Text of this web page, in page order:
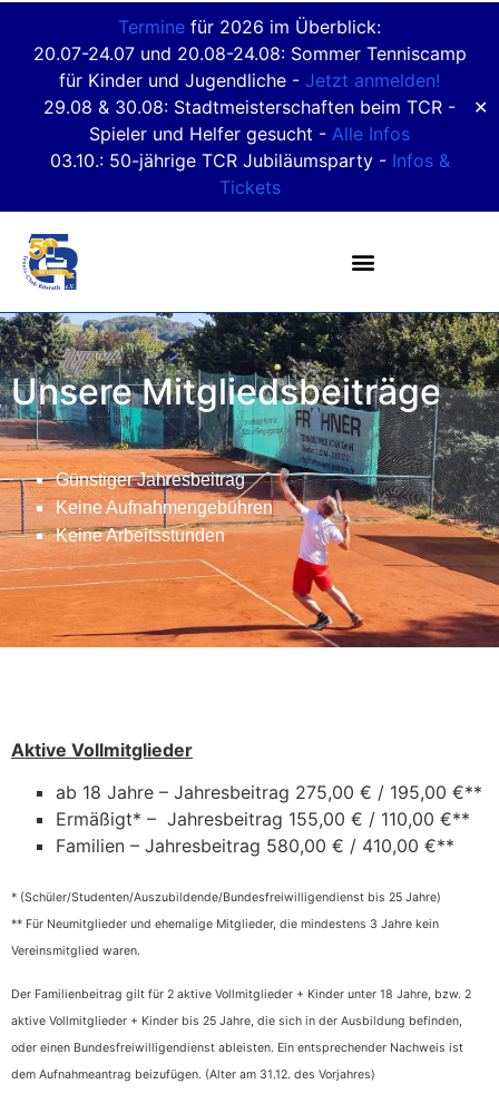
Termine für 2026 im Überblick:
20.07-24.07 und 20.08-24.08: Sommer Tenniscamp
für Kinder und Jugendliche - Jetzt anmelden!
29.08 & 30.08: Stadtmeisterschaften beim TCR -
Spieler und Helfer gesucht - Alle Infos
03.10.: 50-jährige TCR Jubiläumsparty - Infos &
Tickets
✕
Unsere Mitgliedsbeiträge
Günstiger Jahresbeitrag
Keine Aufnahmengebühren
Keine Arbeitsstunden
Aktive Vollmitglieder
ab 18 Jahre – Jahresbeitrag 275,00 € / 195,00 €**
Ermäßigt* – Jahresbeitrag 155,00 € / 110,00 €**
Familien – Jahresbeitrag 580,00 € / 410,00 €**
* (Schüler/Studenten/Auszubildende/Bundesfreiwilligendienst bis 25 Jahre)
** Für Neumitglieder und ehemalige Mitglieder, die mindestens 3 Jahre kein
Vereinsmitglied waren.
Der Familienbeitrag gilt für 2 aktive Vollmitglieder + Kinder unter 18 Jahre, bzw. 2
aktive Vollmitglieder + Kinder bis 25 Jahre, die sich in der Ausbildung befinden,
oder einen Bundesfreiwilligendienst ableisten. Ein entsprechender Nachweis ist
dem Aufnahmeantrag beizufügen. (Alter am 31.12. des Vorjahres)